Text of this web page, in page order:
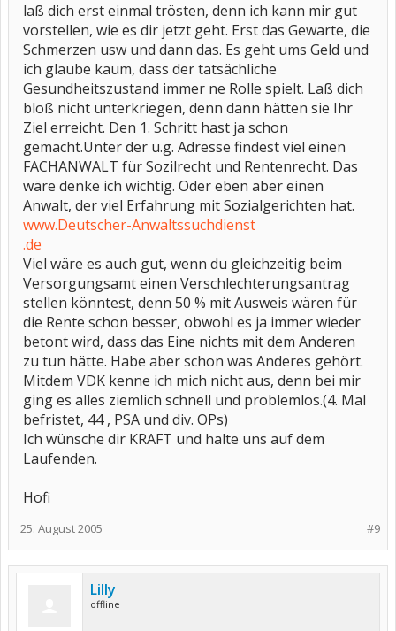
laß dich erst einmal trösten, denn ich kann mir gut
vorstellen, wie es dir jetzt geht. Erst das Gewarte, die
Schmerzen usw und dann das. Es geht ums Geld und
ich glaube kaum, dass der tatsächliche
Gesundheitszustand immer ne Rolle spielt. Laß dich
bloß nicht unterkriegen, denn dann hätten sie Ihr
Ziel erreicht. Den 1. Schritt hast ja schon
gemacht.Unter der u.g. Adresse findest viel einen
FACHANWALT für Sozilrecht und Rentenrecht. Das
wäre denke ich wichtig. Oder eben aber einen
Anwalt, der viel Erfahrung mit Sozialgerichten hat.
www.Deutscher-Anwaltssuchdienst
.de
Viel wäre es auch gut, wenn du gleichzeitig beim
Versorgungsamt einen Verschlechterungsantrag
stellen könntest, denn 50 % mit Ausweis wären für
die Rente schon besser, obwohl es ja immer wieder
betont wird, dass das Eine nichts mit dem Anderen
zu tun hätte. Habe aber schon was Anderes gehört.
Mitdem VDK kenne ich mich nicht aus, denn bei mir
ging es alles ziemlich schnell und problemlos.(4. Mal
befristet, 44 , PSA und div. OPs)
Ich wünsche dir KRAFT und halte uns auf dem
Laufenden.
Hofi
#9
25. August 2005
Lilly
offline